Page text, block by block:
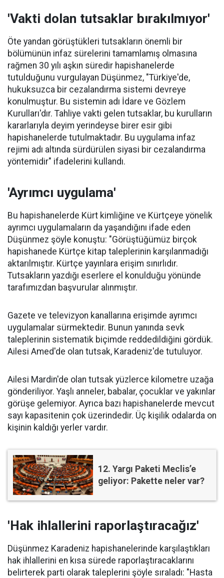
'Vakti dolan tutsaklar bırakılmıyor'
Öte yandan görüştükleri tutsakların önemli bir
bölümünün infaz sürelerini tamamlamış olmasına
rağmen 30 yılı aşkın süredir hapishanelerde
tutulduğunu vurgulayan Düşünmez, "Türkiye'de,
hukuksuzca bir cezalandırma sistemi devreye
konulmuştur. Bu sistemin adı İdare ve Gözlem
Kurulları'dır. Tahliye vakti gelen tutsaklar, bu kurulların
kararlarıyla deyim yerindeyse birer esir gibi
hapishanelerde tutulmaktadır. Bu uygulama infaz
rejimi adı altında sürdürülen siyasi bir cezalandırma
yöntemidir" ifadelerini kullandı.
'Ayrımcı uygulama'
Bu hapishanelerde Kürt kimliğine ve Kürtçeye yönelik
ayrımcı uygulamaların da yaşandığını ifade eden
Düşünmez şöyle konuştu: "Görüştüğümüz birçok
hapishanede Kürtçe kitap taleplerinin karşılanmadığı
aktarılmıştır. Kürtçe yayınlara erişim sınırlıdır.
Tutsakların yazdığı eserlere el konulduğu yönünde
tarafımızdan başvurular alınmıştır.
Gazete ve televizyon kanallarına erişimde ayrımcı
uygulamalar sürmektedir. Bunun yanında sevk
taleplerinin sistematik biçimde reddedildiğini gördük.
Ailesi Amed'de olan tutsak, Karadeniz'de tutuluyor.
Ailesi Mardin'de olan tutsak yüzlerce kilometre uzağa
gönderiliyor. Yaşlı anneler, babalar, çocuklar ve yakınlar
görüşe gelemiyor. Ayrıca bazı hapishanelerde mevcut
sayı kapasitenin çok üzerindedir. Üç kişilik odalarda on
kişinin kaldığı yerler vardır.
12. Yargı Paketi Meclis’e
geliyor: Pakette neler var?
'Hak ihlallerini raporlaştıracağız'
Düşünmez Karadeniz hapishanelerinde karşılaştıkları
hak ihlallerini en kısa sürede raporlaştıracaklarını
belirterek parti olarak taleplerini şöyle sıraladı: "Hasta